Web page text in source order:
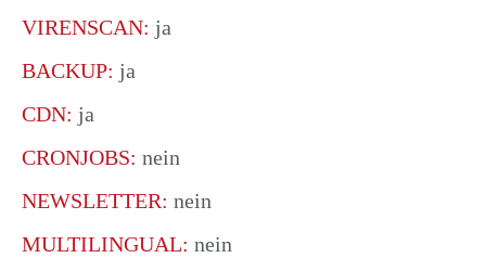
VIRENSCAN: ja
BACKUP: ja
CDN: ja
CRONJOBS: nein
NEWSLETTER: nein
MULTILINGUAL: nein